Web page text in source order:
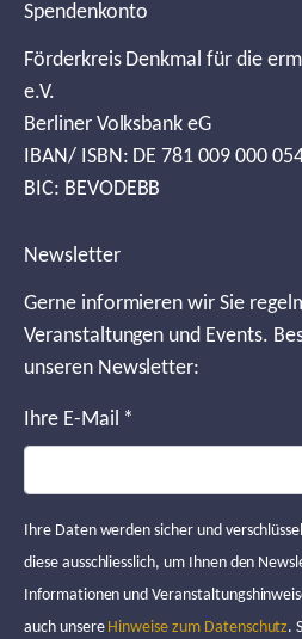
Spendenkonto
Förderkreis Denkmal für die
e.V.
Berliner Volksbank eG
IBAN/ ISBN: DE 781 009 000
BIC: BEVODEBB
Newsletter
Gerne informieren wir Sie
Veranstaltungen und Events.
unseren Newsletter:
Ihre E-Mail *
Ihre Daten werden sicher und
diese ausschliesslich, um Ihnen den
Informationen und
auch unsere Hinweise zum Datenschutz.